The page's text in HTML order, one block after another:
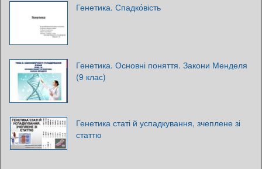
Генетика. Спадко́вість
Генетика. Основні поняття. Закони Менделя
(9 клас)
Генетика статі й успадкування, зчеплене зі
статтю